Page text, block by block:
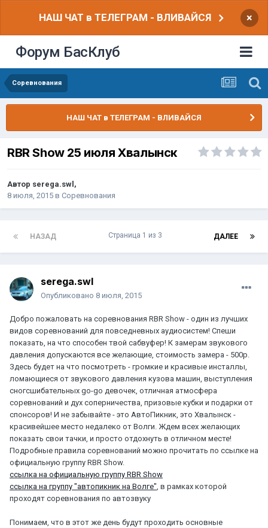
НАШ ЧАТ в ТЕЛЕГРАМ - ВЛИВАЙСЯ ×
Форум БасКлуб
Соревнования
НАШ ЧАТ в ТЕЛЕГРАМ - ВЛИВАЙСЯ
RBR Show 25 июля Хвалынск
Автор serega.swl ,
8 июля, 2015 в Соревнования
НАЗАД ДАЛЕЕ
Страница 1 из 3
serega.swl
Опубликовано 8 июля, 2015
Добро пожаловать на соревнования RBR Show - один из лучших
видов соревнований для повседневных аудиосистем! Спеши
показать, на что способен твой сабвуфер! К замерам звукового
давления допускаются все желающие, стоимость замера - 500р.
Здесь будет на что посмотреть - громкие и красивые инсталлы,
ломающиеся от звукового давления кузова машин, выступления
сногсшибательных go-go девочек, отличная атмосфера
соревнований и дух соперничества, призовые кубки и подарки от
спонсоров! И не забывайте - это АвтоПикник, это Хвалынск -
красивейшее место недалеко от Волги. Ждем всех желающих
показать свои тачки, и просто отдохнуть в отличном месте!
Подробные правила соревнований можно прочитать по ссылке на
официальную группу RBR Show.
ссылка на официальную группу RBR Show
ссылка на группу "автопикник на Волге", в рамках которой
проходят соревнования по автозвуку
Понимаем, что в этот же день будут проходить основные